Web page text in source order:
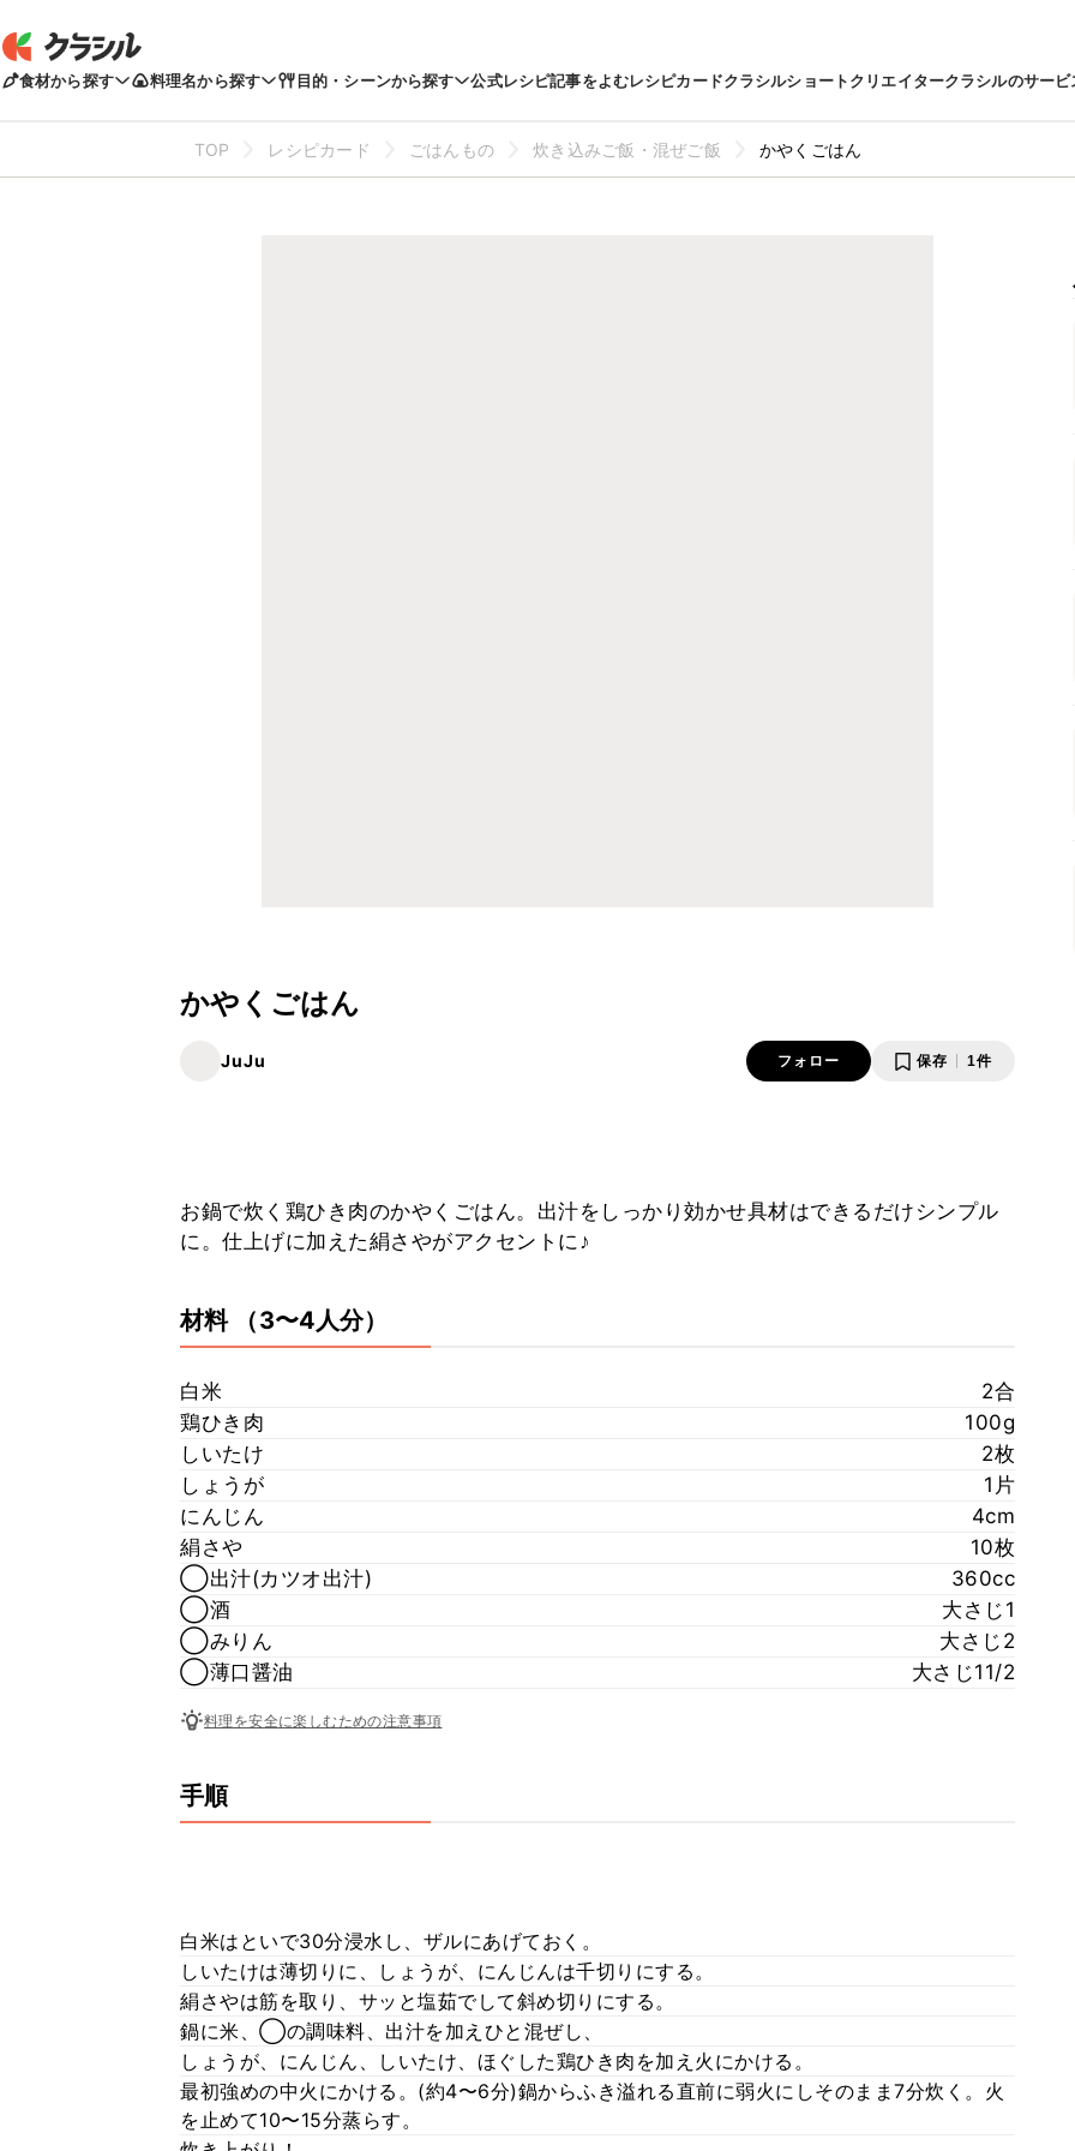
食材から探す 料理名から探す 目的・シーンから探す 公式レシピ記事をよむレシピカードクラシルショートクリエイタークラシルのサービ
TOP レシピカード ごはんもの 炊き込みご飯・混ぜご飯 かやくごはん
かやくごはん
JuJu フォロー 保存 1件
お鍋で炊く鶏ひき肉のかやくごはん。出汁をしっかり効かせ具材はできるだけシンプル
に。仕上げに加えた絹さやがアクセントに♪
材料 （3〜4人分）
白米
2合
鶏ひき肉
100g
しいたけ
2枚
しょうが
1片
にんじん
4cm
絹さや
10枚
◯出汁(カツオ出汁)
360cc
◯酒
大さじ1
◯みりん
大さじ2
◯薄口醤油
大さじ11/2
料理を安全に楽しむための注意事項
手順
白米はといで30分浸水し、ザルにあげておく。
しいたけは薄切りに、しょうが、にんじんは千切りにする。
絹さやは筋を取り、サッと塩茹でして斜め切りにする。
鍋に米、◯の調味料、出汁を加えひと混ぜし、
しょうが、にんじん、しいたけ、ほぐした鶏ひき肉を加え火にかける。
最初強めの中火にかける。(約4〜6分)鍋からふき溢れる直前に弱火にしそのまま7分炊く。火
を止めて10〜15分蒸らす。